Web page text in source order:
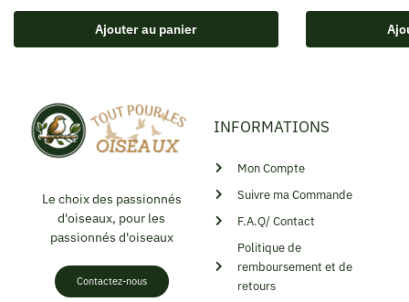
Ajouter au panier
Le choix des passionnés
d'oiseaux, pour les
passionnés d'oiseaux
Contactez-nous
INFORMATIONS
Mon Compte
Suivre ma Commande
F.A.Q/ Contact
Politique de
remboursement et de
retours